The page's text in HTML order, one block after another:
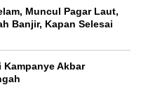
Muncul Pagar Laut,
Banjir, Kapan Selesai
Akbar